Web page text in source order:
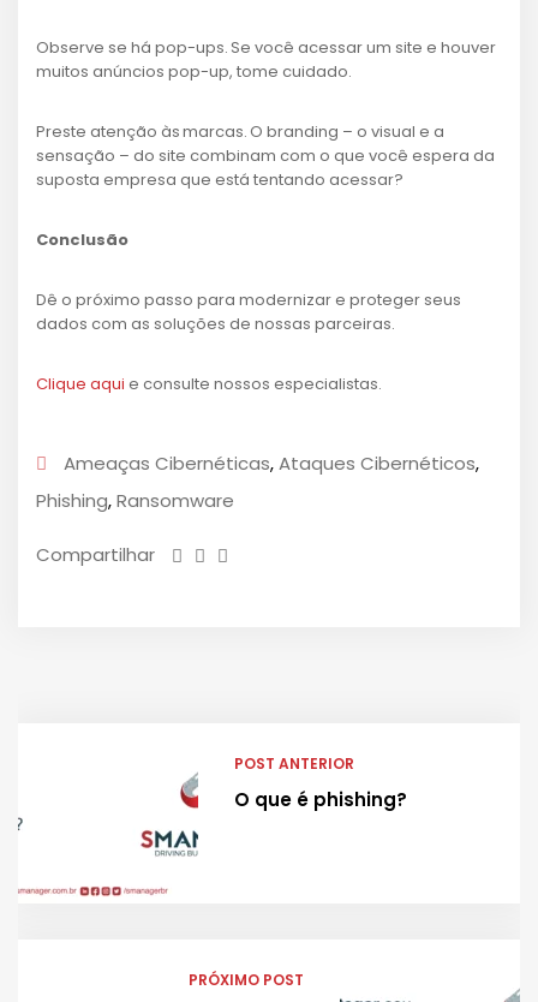
Observe se há pop-ups. Se você acessar um site e houver
muitos anúncios pop-up, tome cuidado.
Preste atenção às marcas. O branding – o visual e a
sensação – do site combinam com o que você espera da
suposta empresa que está tentando acessar?
Conclusão
Dê o próximo passo para modernizar e proteger seus
dados com as soluções de nossas parceiras.
Clique aqui e consulte nossos especialistas.
Ameaças Cibernéticas,Ataques Cibernéticos,
Phishing,Ransomware
Compartilhar
POST ANTERIOR
O que é phishing?
PRÓXIMO POST